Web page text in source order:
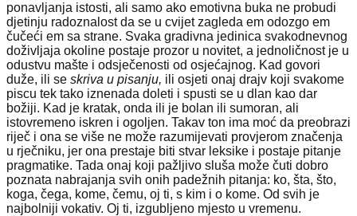
ponavljanja istosti, ali samo ako emotivna buka ne probudi
djetinju radoznalost da se u cvijet zagleda em odozgo em
čučeći em sa strane. Svaka gradivna jedinica svakodnevnog
doživljaja okoline postaje prozor u novitet, a jednoličnost je u
odustvu mašte i odsječenosti od osjećajnog. Kad govori
duže, ili se skriva u pisanju, ili osjeti onaj drajv koji svakome
piscu tek tako iznenada doleti i spusti se u dlan kao dar
božiji. Kad je kratak, onda ili je bolan ili sumoran, ali
istovremeno iskren i ogoljen. Takav ton ima moć da preobrazi
riječ i ona se više ne može razumijevati provjerom značenja
u rječniku, jer ona prestaje biti stvar leksike i postaje pitanje
pragmatike. Tada onaj koji pažljivo sluša može čuti dobro
poznata nabrajanja svih onih padežnih pitanja: ko, šta, što,
koga, čega, kome, čemu, oj ti, s kim i o kome. Od svih je
najbolniji vokativ. Oj ti, izgubljeno mjesto u vremenu.